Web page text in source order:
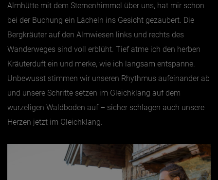
September
Oktober
November
Dezember
Almhütte mit dem Sternenhimmel über uns, hat mir schon
bei der Buchung ein Lächeln ins Gesicht gezaubert. Die
Bergkräuter auf den Almwiesen links und rechts des
Wanderweges sind voll erblüht. Tief atme ich den herben
Kräuterduft ein und merke, wie ich langsam entspanne.
Unbewusst stimmen wir unseren Rhythmus aufeinander ab
und unsere Schritte setzen im Gleichklang auf dem
wurzeligen Waldboden auf – sicher schlagen auch unsere
Herzen jetzt im Gleichklang.